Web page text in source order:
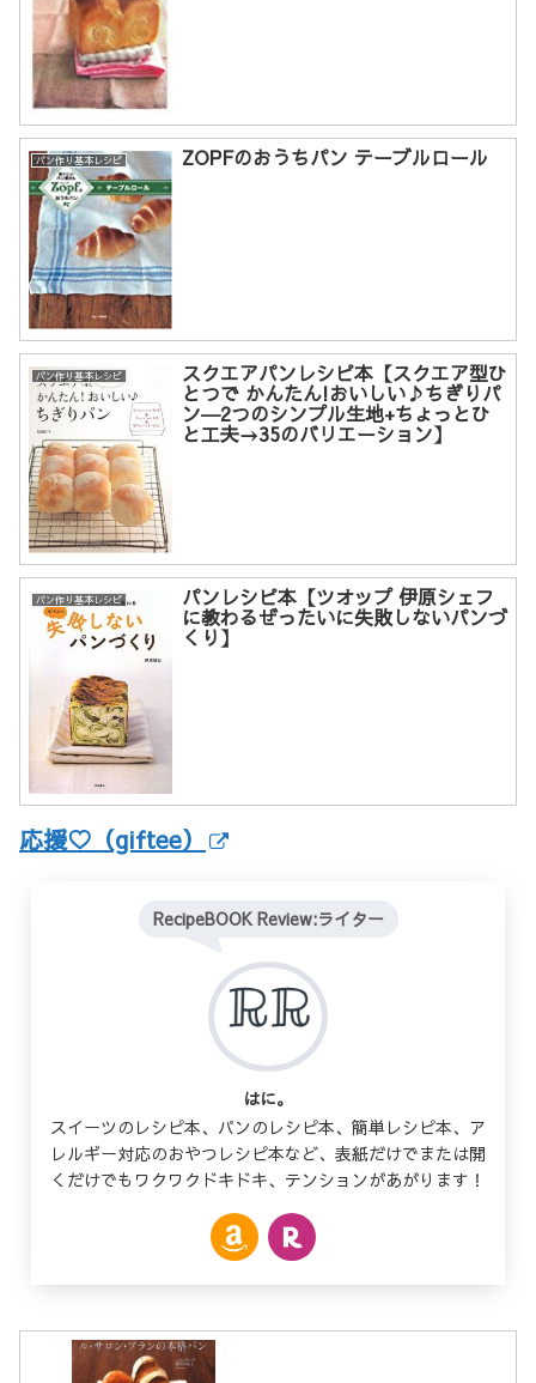
パン作り基本レシピ ZOPFのおうちパン テーブルロール
パン作り基本レシピ スクエアパンレシピ本【スクエア型ひ
とつで かんたん!おいしい♪ちぎりパ
ン―2つのシンプル生地+ちょっとひ
と工夫→35のバリエーション】
パン作り基本レシピ パンレシピ本【ツオップ 伊原シェフ
に教わるぜったいに失敗しないパンづ
くり】
応援♡（giftee）
RecipeBOOK Review:ライター
はに。
スイーツのレシピ本、パンのレシピ本、簡単レシピ本、ア
レルギー対応のおやつレシピ本など、表紙だけでまたは開
くだけでもワクワクドキドキ、テンションがあがります！